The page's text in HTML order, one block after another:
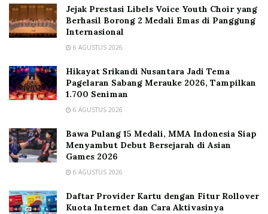
Jejak Prestasi Libels Voice Youth Choir yang
Berhasil Borong 2 Medali Emas di Panggung
Internasional
6 AGUSTUS 2026
Hikayat Srikandi Nusantara Jadi Tema
Pagelaran Sabang Merauke 2026, Tampilkan
1.700 Seniman
6 AGUSTUS 2026
Bawa Pulang 15 Medali, MMA Indonesia Siap
Menyambut Debut Bersejarah di Asian
Games 2026
6 AGUSTUS 2026
Daftar Provider Kartu dengan Fitur Rollover
Kuota Internet dan Cara Aktivasinya